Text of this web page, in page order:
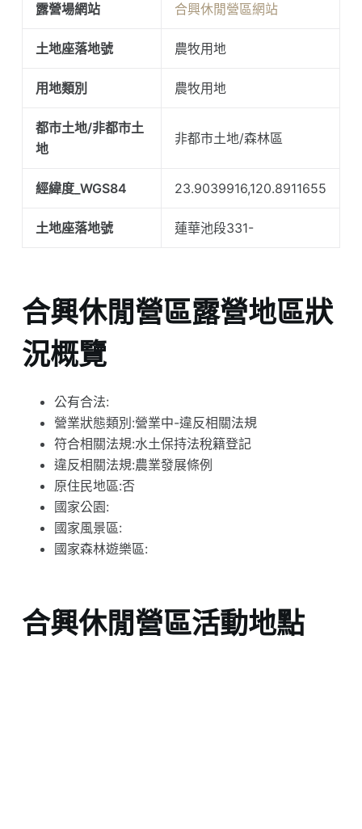
露營場網站 合興休閒營區網站
土地座落地號 農牧用地
用地類別 農牧用地
都市土地/非都市土
地
非都市土地/森林區
經緯度_WGS84 23.9039916,120.8911655
土地座落地號 蓮華池段331-
合興休閒營區露營地區狀
況概覽
公有合法:
營業狀態類別:營業中-違反相關法規
符合相關法規:水土保持法稅籍登記
違反相關法規:農業發展條例
原住民地區:否
國家公園:
國家風景區:
國家森林遊樂區:
合興休閒營區活動地點